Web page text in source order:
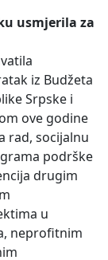
usmjerila za
iz Budžeta
Srpske i
ove godine
rad, socijalnu
podrške
drugim
u
neprofitnim